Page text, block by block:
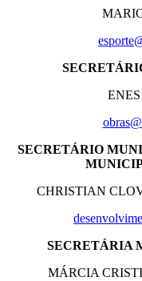
SECRETÁRIO
CHRISTIAN
SECRETÁRIA
MÁRCIA